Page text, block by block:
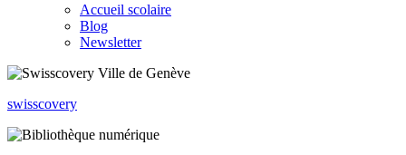
Accueil scolaire
Blog
Newsletter
swisscovery